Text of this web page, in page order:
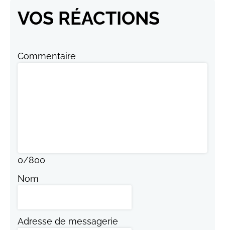
VOS RÉACTIONS
Commentaire
0/800
Nom
Adresse de messagerie